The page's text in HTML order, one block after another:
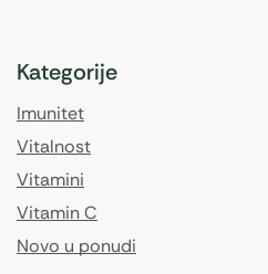
Kategorije
Imunitet
Vitalnost
Vitamini
Vitamin C
Novo u ponudi